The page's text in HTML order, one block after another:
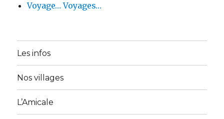
Voyage… Voyages…
Les infos
Nos villages
L’Amicale